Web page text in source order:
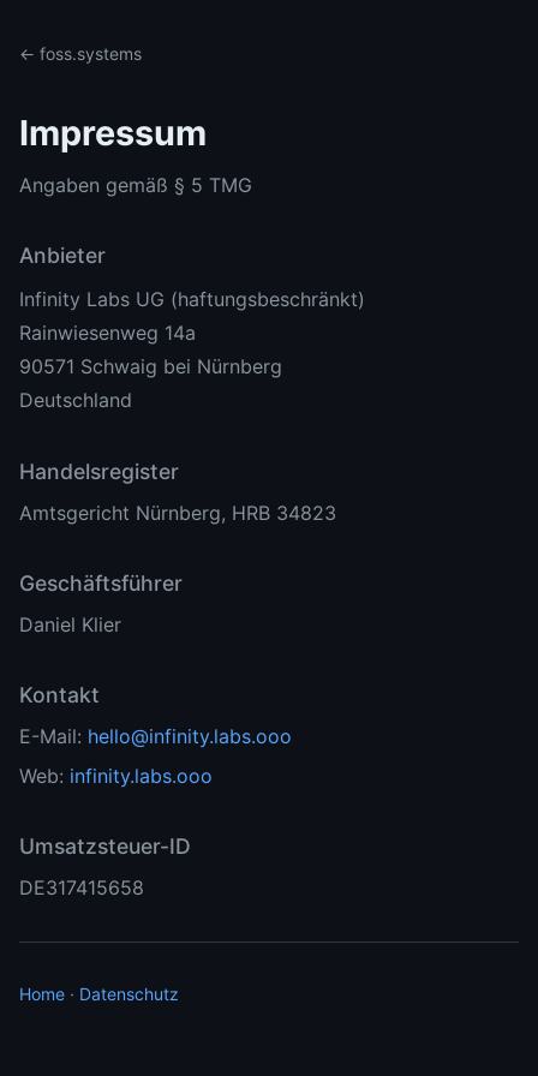
← foss.systems
Impressum
Angaben gemäß § 5 TMG
Anbieter
Infinity Labs UG (haftungsbeschränkt)
Rainwiesenweg 14a
90571 Schwaig bei Nürnberg
Deutschland
Handelsregister
Amtsgericht Nürnberg, HRB 34823
Geschäftsführer
Daniel Klier
Kontakt
E-Mail: hello@infinity.labs.ooo
Web: infinity.labs.ooo
Umsatzsteuer-ID
DE317415658
Home · Datenschutz